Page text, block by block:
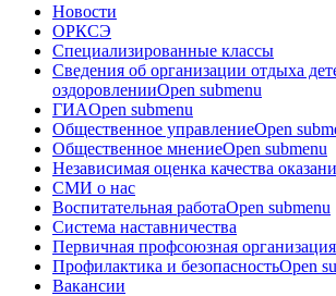
Новости
ОРКСЭ
Специализированные классы
Сведения об организации отдыха
оздоровленииOpen submenu
ГИАOpen submenu
Общественное управлениеOpen
Общественное мнениеOpen submenu
Независимая оценка качества
СМИ о нас
Воспитательная работаOpen submenu
Система наставничества
Первичная профсоюзная организация
Профилактика и безопасностьOpen
Вакансии